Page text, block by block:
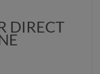
DIRECT